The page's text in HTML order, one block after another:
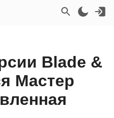
Blade &
Мастер